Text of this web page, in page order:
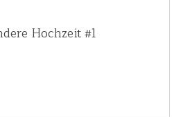
Hochzeit #1